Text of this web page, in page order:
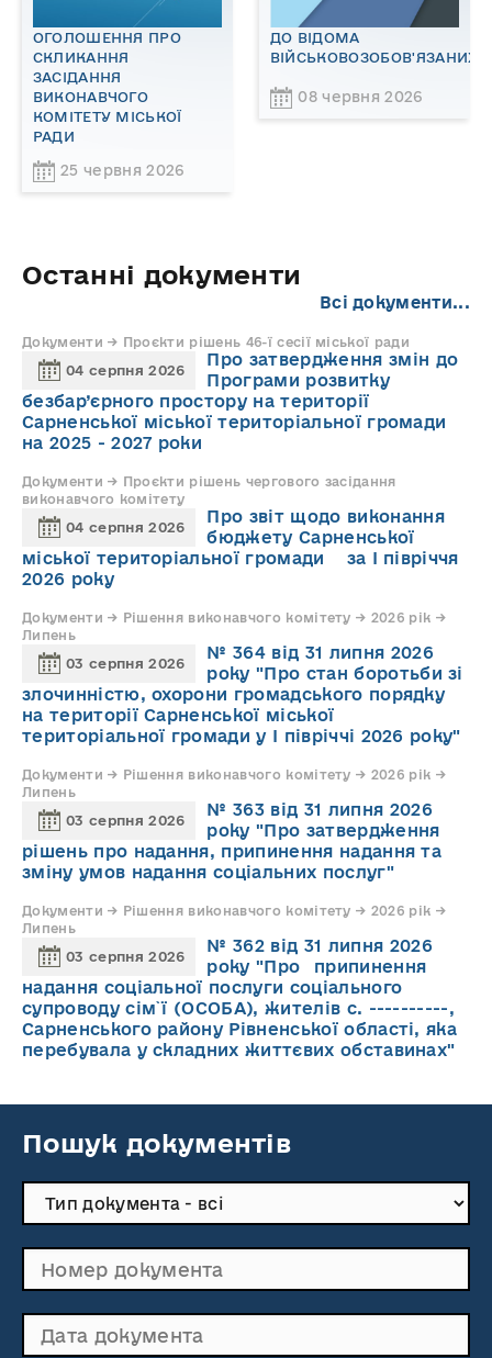
ОГОЛОШЕННЯ ПРО
СКЛИКАННЯ
ЗАСІДАННЯ
ВИКОНАВЧОГО
КОМІТЕТУ МІСЬКОЇ
РАДИ
25 червня 2026
ДО ВІДОМА
ВІЙСЬКОВОЗОБОВ'ЯЗАНИХ!
08 червня 2026
Останні документи
Всі документи...
Документи → Проєкти рішень 46-ї сесії міської ради
04 серпня 2026
Про затвердження змін до
Програми розвитку
безбар’єрного простору на території
Сарненської міської територіальної громади
на 2025 - 2027 роки
Документи → Проєкти рішень чергового засідання
виконавчого комітету
04 серпня 2026
Про звіт щодо виконання
бюджету Сарненської
міської територіальної громади за І півріччя
2026 року
Документи → Рішення виконавчого комітету → 2026 рік →
Липень
03 серпня 2026
№ 364 від 31 липня 2026
року "Про стан боротьби зі
злочинністю, охорони громадського порядку
на території Сарненської міської
територіальної громади у І півріччі 2026 року"
Документи → Рішення виконавчого комітету → 2026 рік →
Липень
03 серпня 2026
№ 363 від 31 липня 2026
року "Про затвердження
рішень про надання, припинення надання та
зміну умов надання соціальних послуг"
Документи → Рішення виконавчого комітету → 2026 рік →
Липень
03 серпня 2026
№ 362 від 31 липня 2026
року "Про припинення
надання соціальної послуги соціального
супроводу cім`ї (ОСОБА), жителів с. ----------,
Сарненського району Рівненської області, яка
перебувала у складних життєвих обставинах"
Пошук документів